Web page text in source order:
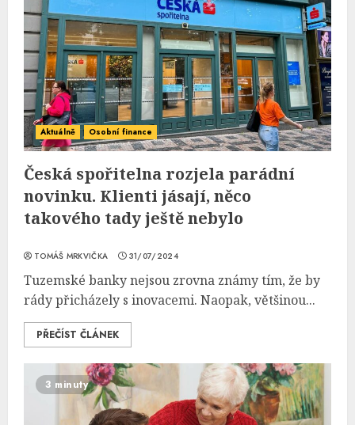
Aktuálně Osobní finance
Česká spořitelna rozjela parádní
novinku. Klienti jásají, něco
takového tady ještě nebylo
TOMÁŠ MRKVIČKA 31/07/2024
Tuzemské banky nejsou zrovna známy tím, že by
rády přicházely s inovacemi. Naopak, většinou...
PŘEČÍST ČLÁNEK
3 minuty